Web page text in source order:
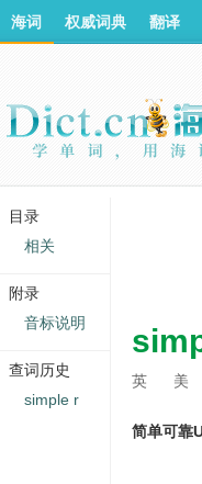
英 美
简单可靠
海词 权威词典 翻译
目录
相关
附录
音标说明
查词历史
simple r